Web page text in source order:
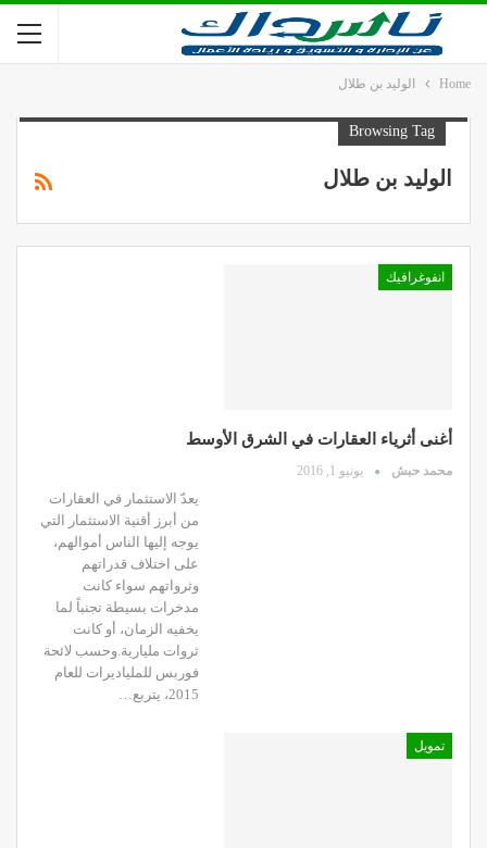
Home الوليد بن طلال
Browsing Tag
الوليد بن طلال
انفوغرافيك
أغنى أثرياء العقارات في الشرق الأوسط
محمد حبش يونيو 1, 2016
يعدّ الاستثمار في العقارات
من أبرز أقنية الاستثمار التي
يوجه إليها الناس أموالهم،
على اختلاف قدراتهم
وثرواتهم سواء كانت
مدخرات بسيطة تجنباً لما
يخفيه الزمان، أو كانت
ثروات مليارية.وحسب لائحة
فوربس للملياديرات للعام
2015، يتربع…
تمويل